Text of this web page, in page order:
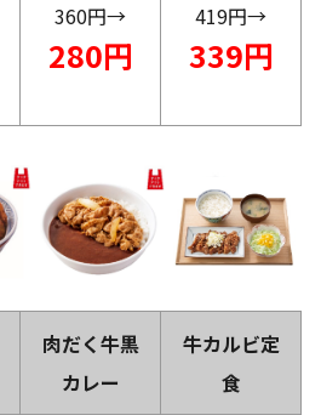
360円→
280円
419円→
339円
肉だく牛黒
カレー
牛カルビ定
食